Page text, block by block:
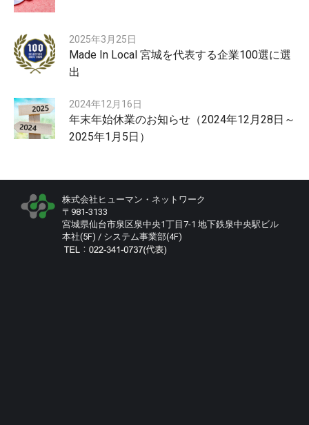
2025年3月25日
Made In Local 宮城を代表する企業100選に選
出
2024年12月16日
年末年始休業のお知らせ（2024年12月28日～
2025年1月5日）
株式会社ヒューマン・ネットワーク
〒981-3133
宮城県仙台市泉区泉中央1丁目7-1 地下鉄泉中央駅ビル
本社(5F) / システム事業部(4F)